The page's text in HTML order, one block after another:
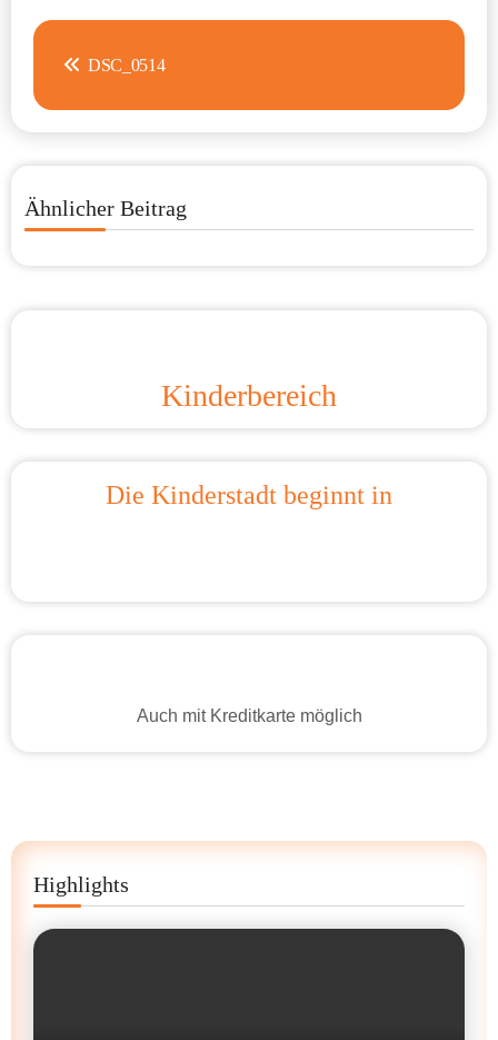
Beitragsnavigation
DSC_0514
Ähnlicher Beitrag
Kinderbereich
Die Kinderstadt beginnt in
Auch mit Kreditkarte möglich
Highlights